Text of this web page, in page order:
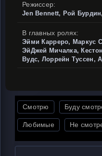
Режиссер:
Jen Bennett, Рой
В главных ролях:
Эйми Карреро, Маркус
ЭйДжей Мичалка,
Вудс, Лоррейн Туссен,
Смотрю Буду
Любимые Не